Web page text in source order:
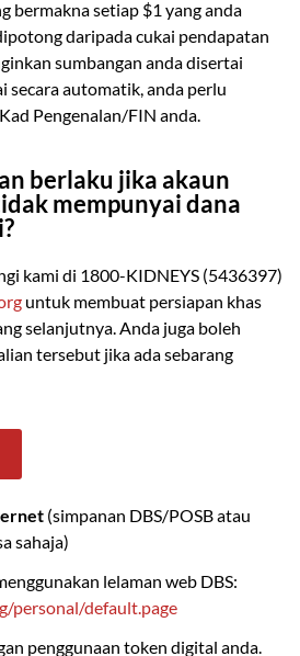
bermakna setiap $1 yang anda
daripada cukai pendapatan
sumbangan anda disertai
secara automatik, anda perlu
Pengenalan/FIN anda.
berlaku jika akaun
mempunyai dana
kami di 1800-KIDNEYS (5436397)
untuk membuat persiapan khas
selanjutnya. Anda juga boleh
tersebut jika ada sebarang
(simpanan DBS/POSB atau
sahaja)
lelaman web DBS:
personal/default.page
penggunaan token digital anda.